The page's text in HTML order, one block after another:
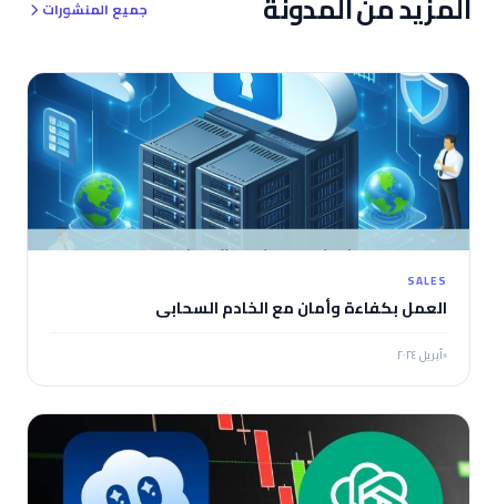
جميع المنشورات
SALES
العمل بكفاءة وأمان مع الخادم السحابي
أبريل ٢٠٢٤